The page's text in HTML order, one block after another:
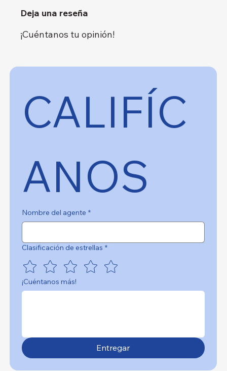
CALIFÍC
ANOS
Nombre del agente *
Clasificación de estrellas *
¡Cuéntanos más!
Entregar
¡Cuéntanos tu opinión!
Deja una reseña